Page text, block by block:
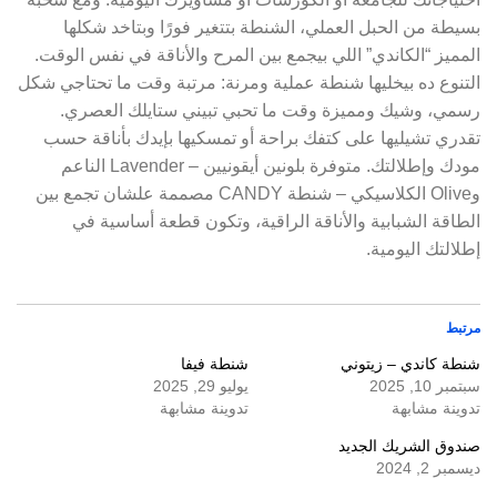
بسيطة من الحبل العملي، الشنطة بتتغير فورًا وبتاخد شكلها
المميز “الكاندي” اللي بيجمع بين المرح والأناقة في نفس الوقت.
التنوع ده بيخليها شنطة عملية ومرنة: مرتبة وقت ما تحتاجي شكل
رسمي، وشيك ومميزة وقت ما تحبي تبيني ستايلك العصري.
تقدري تشيليها على كتفك براحة أو تمسكيها بإيدك بأناقة حسب
مودك وإطلالتك. متوفرة بلونين أيقونيين – Lavender الناعم
وOlive الكلاسيكي – شنطة CANDY مصممة علشان تجمع بين
الطاقة الشبابية والأناقة الراقية، وتكون قطعة أساسية في
إطلالتك اليومية.
مرتبط
شنطة كاندي – زيتوني
سبتمبر 10, 2025
تدوينة مشابهة
شنطة فيفا
يوليو 29, 2025
تدوينة مشابهة
صندوق الشريك الجديد
ديسمبر 2, 2024